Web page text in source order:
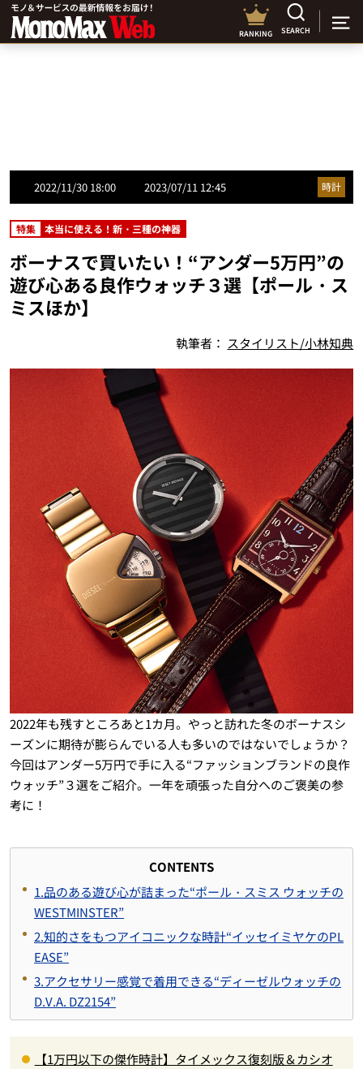
RANKING SEARCH
2022/11/30 18:00 2023/07/11 12:45 時計
特集 本当に使える！新・三種の神器
ボーナスで買いたい！“アンダー5万円”の
遊び心ある良作ウォッチ３選【ポール・ス
ミスほか】
執筆者： スタイリスト/小林知典
2022年も残すところあと1カ月。やっと訪れた冬のボーナスシ
ーズンに期待が膨らんでいる人も多いのではないでしょうか？
今回はアンダー5万円で手に入る“ファッションブランドの良作
ウォッチ”３選をご紹介。一年を頑張った自分へのご褒美の参
考に！
CONTENTS
1.品のある遊び心が詰まった“ポール・スミス ウォッチの
WESTMINSTER”
2.知的さをもつアイコニックな時計“イッセイミヤケのPL
EASE”
3.アクセサリー感覚で着用できる“ディーゼルウォッチの
D.V.A. DZ2154”
【1万円以下の傑作時計】タイメックス復刻版＆カシオ